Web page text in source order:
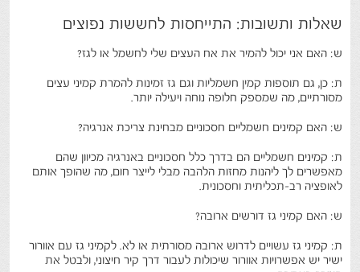
שאלות ותשובות: התייחסות לחששות נפוצים
ש: האם אני יכול להמיר את אח העצים שלי לחשמל או לגז?
ת: כן, גם תוספות קמין חשמליות וגם גז זמינות להמרת קמיני עצים
מסורתיים, מה שמספק חלופה נוחה ויעילה יותר.
ש: האם קמינים חשמליים חסכוניים מבחינת צריכת אנרגיה?
ת: קמינים חשמליים הם בדרך כלל חסכוניים באנרגיה מכיוון שהם
מאפשרים לך ליהנות מחזות הלהבה מבלי לייצר חום, מה שהופך אותם
לאופציה רב-תכליתית וחסכונית.
ש: האם קמיני גז דורשים ארובה?
ת: קמיני גז עשויים לדרוש ארובה מסורתית או לא. לקמיני גז עם אוורור
ישיר יש אפשרויות אוורור שיכולות לעבור דרך קיר חיצוני, ולבטל את